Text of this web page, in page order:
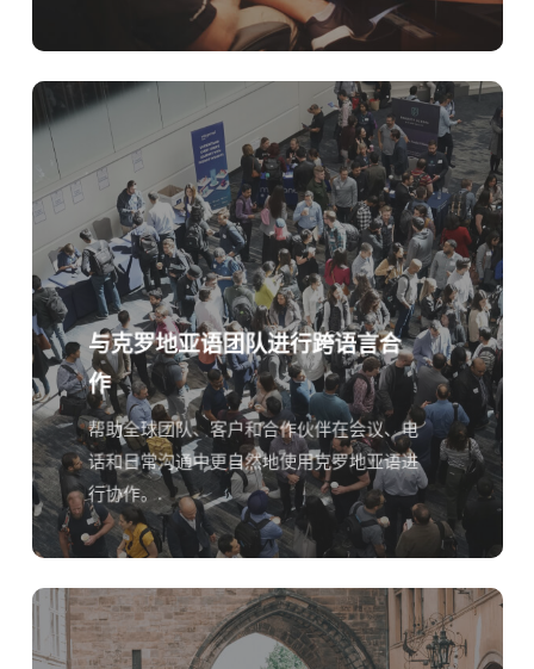
与克罗地亚语团队进行跨语言合
作
帮助全球团队、客户和合作伙伴在会议、电
话和日常沟通中更自然地使用克罗地亚语进
行协作。.